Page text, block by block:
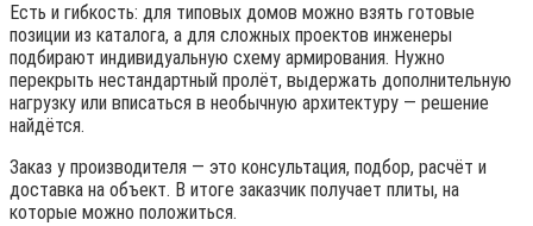
Есть и гибкость: для типовых домов можно взять готовые
позиции из каталога, а для сложных проектов инженеры
подбирают индивидуальную схему армирования. Нужно
перекрыть нестандартный пролёт, выдержать дополнительную
нагрузку или вписаться в необычную архитектуру — решение
найдётся.
Заказ у производителя — это консультация, подбор, расчёт и
доставка на объект. В итоге заказчик получает плиты, на
которые можно положиться.